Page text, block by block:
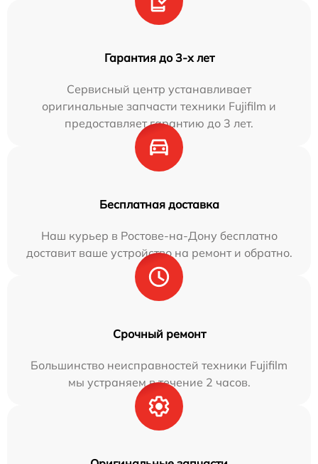
Гарантия до 3-х лет
Сервисный центр устанавливает
оригинальные запчасти техники Fujifilm и
предоставляет гарантию до 3 лет.
Бесплатная доставка
Наш курьер в Ростове-на-Дону бесплатно
доставит ваше устройство на ремонт и обратно.
Срочный ремонт
Большинство неисправностей техники Fujifilm
мы устраняем в течение 2 часов.